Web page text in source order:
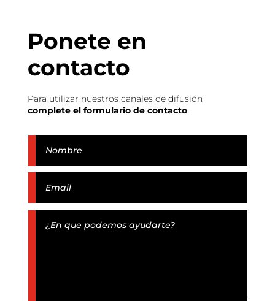
Ponete en
contacto
Para utilizar nuestros canales de difusión
complete el formulario de contacto.